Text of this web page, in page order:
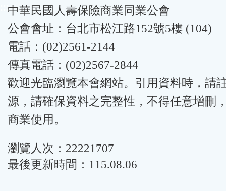
:::中華民國人壽保險商業同業公會
公會會址：台北市松江路152號5樓 (104)
電話：(02)2561-2144
傳真電話：(02)2567-2844
歡迎光臨瀏覽本會網站。引用資料時，請
源，請確保資料之完整性，不得任意增刪
商業使用。
瀏覽人次：22221707
最後更新時間：115.08.06